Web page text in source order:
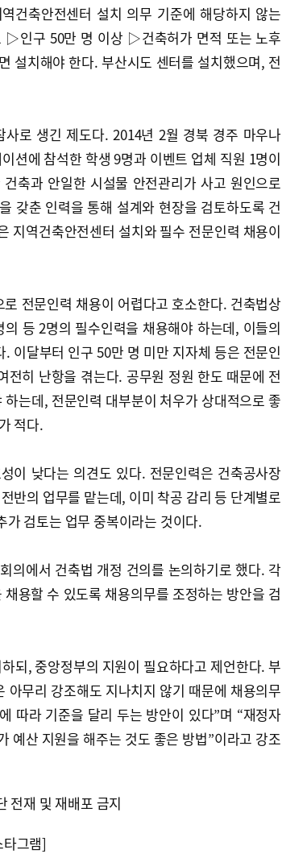
건축안전센터 설치 의무 기준에 해당하지 않는
인구 50만 명 이상 ▷건축허가 면적 또는 노후
설치해야 한다. 부산시도 센터를 설치했으며, 전
로 생긴 제도다. 2014년 2월 경북 경주 마우나
션에 참석한 학생 9명과 이벤트 업체 직원 1명이
축과 안일한 시설물 안전관리가 사고 원인으로
갖춘 인력을 통해 설계와 현장을 검토하도록 건
지역건축안전센터 설치와 필수 전문인력 채용이
전문인력 채용이 어렵다고 호소한다. 건축법상
등 2명의 필수인력을 채용해야 하는데, 이들의
이달부터 인구 50만 명 미만 지자체 등은 전문인
전히 난항을 겪는다. 공무원 정원 한도 때문에 전
는데, 전문인력 대부분이 처우가 상대적으로 좋
적다.
이 낮다는 의견도 있다. 전문인력은 건축공사장
반의 업무를 맡는데, 이미 착공 감리 등 단계별로
검토는 업무 중복이라는 것이다.
의에서 건축법 개정 건의를 논의하기로 했다. 각
용할 수 있도록 채용의무를 조정하는 방안을 검
되, 중앙정부의 지원이 필요하다고 제언한다. 부
아무리 강조해도 지나치지 않기 때문에 채용의무
따라 기준을 달리 두는 방안이 있다”며 “재정자
예산 지원을 해주는 것도 좋은 방법”이라고 강조
재 및 재배포 금지
그램]